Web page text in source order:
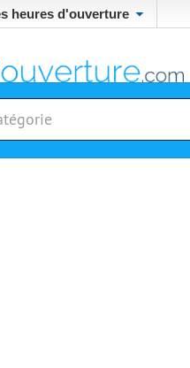
heures d'ouverture